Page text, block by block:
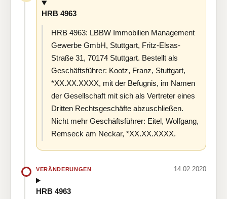
HRB 4963
HRB 4963: LBBW Immobilien Management
Gewerbe GmbH, Stuttgart, Fritz-Elsas-
Straße 31, 70174 Stuttgart. Bestellt als
Geschäftsführer: Kootz, Franz, Stuttgart,
*XX.XX.XXXX, mit der Befugnis, im Namen
der Gesellschaft mit sich als Vertreter eines
Dritten Rechtsgeschäfte abzuschließen.
Nicht mehr Geschäftsführer: Eitel, Wolfgang,
Remseck am Neckar, *XX.XX.XXXX.
VERÄNDERUNGEN 14.02.2020
HRB 4963